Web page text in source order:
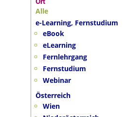
Alle
e-Learning, Fernstudium
eBook
eLearning
Fernlehrgang
Fernstudium
Webinar
Österreich
Wien